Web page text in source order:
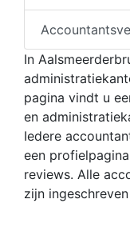
In
pagina vindt u
en
Iedere
een
reviews. Alle
zijn